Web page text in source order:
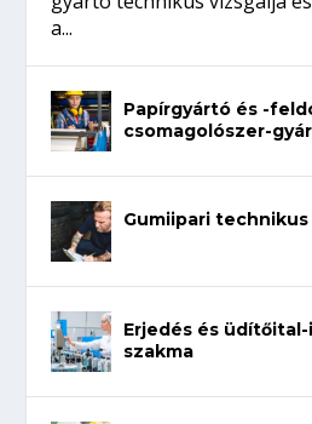
a...
Papírgyártó és -
csomagolószer-
Gumiipari technikus
Erjedés és
szakma